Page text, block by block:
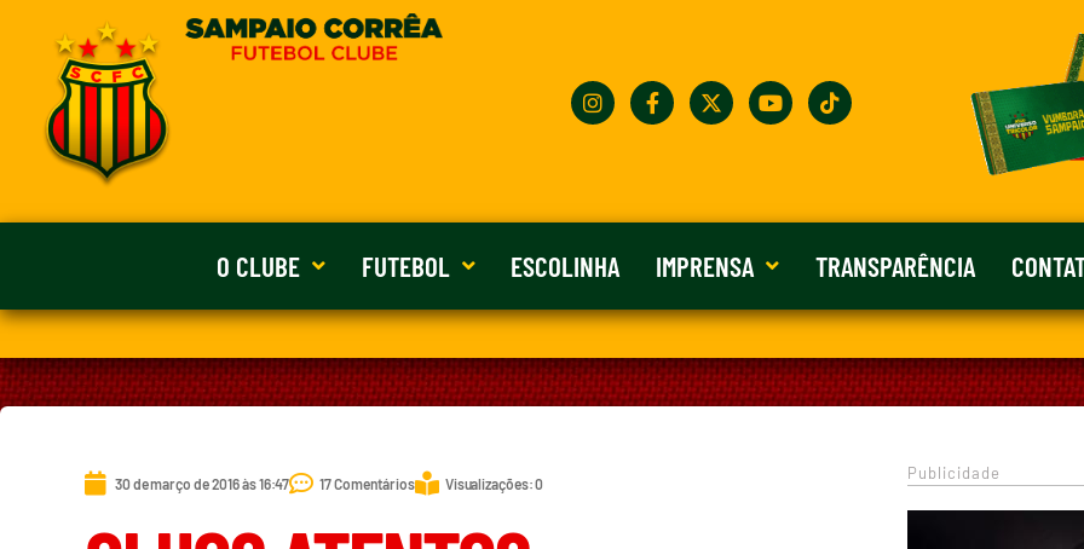
O CLUBE FUTEBOL ESCOLINHA IMPRENSA TRANSPARÊNCIA
30 de março de 2016 às 16:47 17 Comentários Visualizações: 0
Publicidade